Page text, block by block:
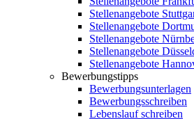
Stellenangebote
Stellenangebote
Stellenangebote
Stellenangebote
Stellenangebote
Bewerbungstipps
Bewerbungsunterlagen
Bewerbungsschreiben
Lebenslauf schreiben